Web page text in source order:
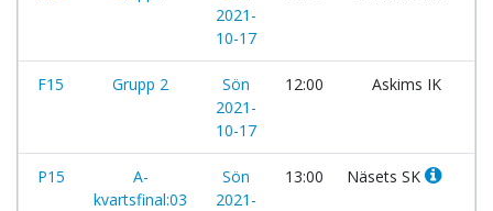
2021-
10-17
F15 Grupp 2
Sön
2021-
10-17
12:00 Askims IK
P15
A-
kvartsfinal:03
Sön
2021-
13:00 Näsets SK